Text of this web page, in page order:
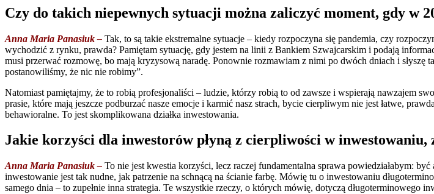
Czy do takich niepewnych sytuacji można zaliczyć moment, gdy w
Anna Maria Panasiuk – Tak, to są takie ekstremalne sytuacje – kiedy rozpoczyna się pandemia, czy
wychodzić z rynku, prawda? Pamiętam sytuację, gdy jestem na linii z Bankiem Szwajcarskim i podają
musi przerwać rozmowę, bo mają kryzysową naradę. Ponownie rozmawiam z nimi po dwóch dniach i
postanowiliśmy, że nic nie robimy”.
Natomiast pamiętajmy, że to robią profesjonaliści – ludzie, którzy robią to od zawsze i wspierają nawzajem
prasie, które mają jeszcze podburzać nasze emocje i karmić nasz strach, bycie cierpliwym nie jest łatwe,
behawioralne. To jest skomplikowana działka inwestowania.
Jakie korzyści dla inwestorów płyną z cierpliwości w
Anna Maria Panasiuk – To nie jest kwestia korzyści, lecz raczej fundamentalna sprawa powiedziałabym:
inwestowanie jest tak nudne, jak patrzenie na schnącą na ścianie farbę. Mówię tu o inwestowaniu
samego dnia – to zupełnie inna strategia. Te wszystkie rzeczy, o których mówię, dotyczą długoterminowego